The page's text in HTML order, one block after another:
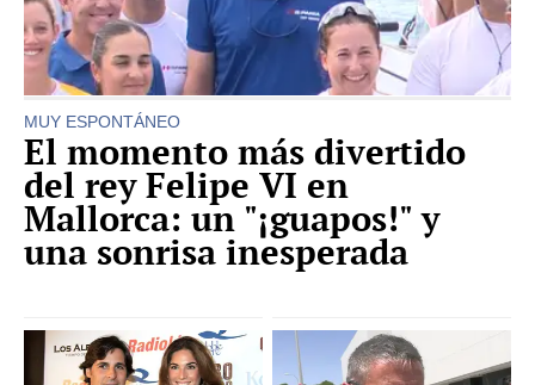
MUY ESPONTÁNEO
El momento más divertido
del rey Felipe VI en
Mallorca: un "¡guapos!" y
una sonrisa inesperada